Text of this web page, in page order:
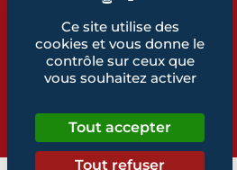
Retrouvez également...
Notre glossaire
Ce site utilise des
cookies et vous donne le
contrôle sur ceux que
vous souhaitez activer
Tout accepter
Tout refuser